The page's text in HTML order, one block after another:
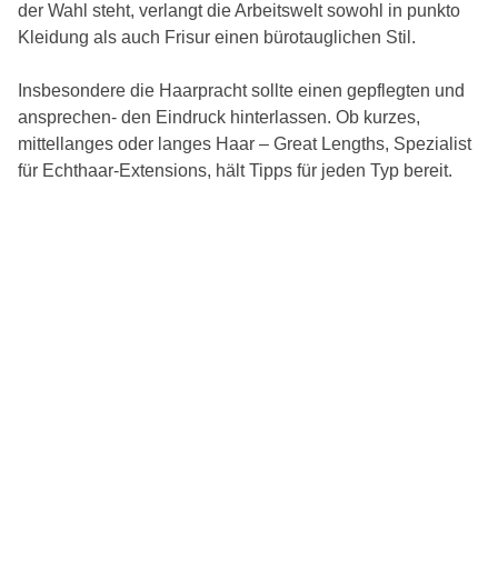
der Wahl steht, verlangt die Arbeitswelt sowohl in punkto
Kleidung als auch Frisur einen bürotauglichen Stil.
Insbesondere die Haarpracht sollte einen gepflegten und
ansprechen- den Eindruck hinterlassen. Ob kurzes,
mittellanges oder langes Haar – Great Lengths, Spezialist
für Echthaar-Extensions, hält Tipps für jeden Typ bereit.